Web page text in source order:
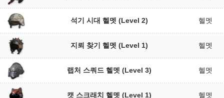
석기 시대 헬멧 (Level 2) 헬멧
지뢰 찾기 헬멧 (Level 1) 헬멧
랩처 스쿼드 헬멧 (Level 3) 헬멧
캣 스크래치 헬멧 (Level 1) 헬멧